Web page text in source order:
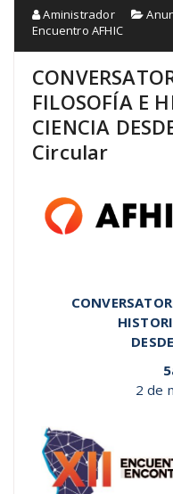
Aministrador
Encuentro AFHIC
FILOSOFÍA E
CIENCIA
Circular
2 de